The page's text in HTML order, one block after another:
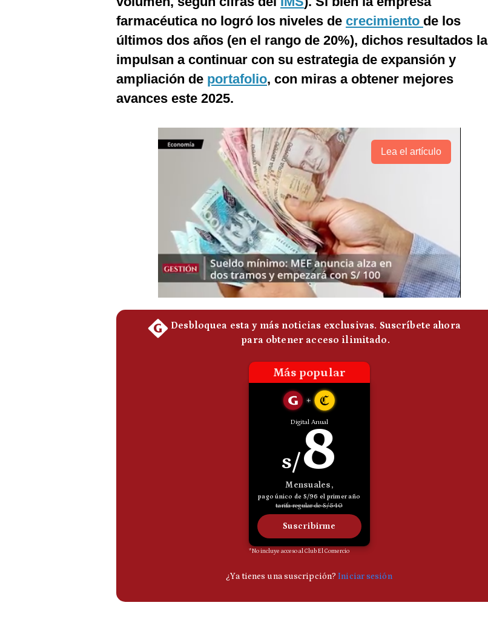
farmacéutica no logró los niveles de crecimiento de los
últimos dos años (en el rango de 20%), dichos resultados la
impulsan a continuar con su estrategia de expansión y
ampliación de portafolio, con miras a obtener mejores
avances este 2025.
Lea el artículo